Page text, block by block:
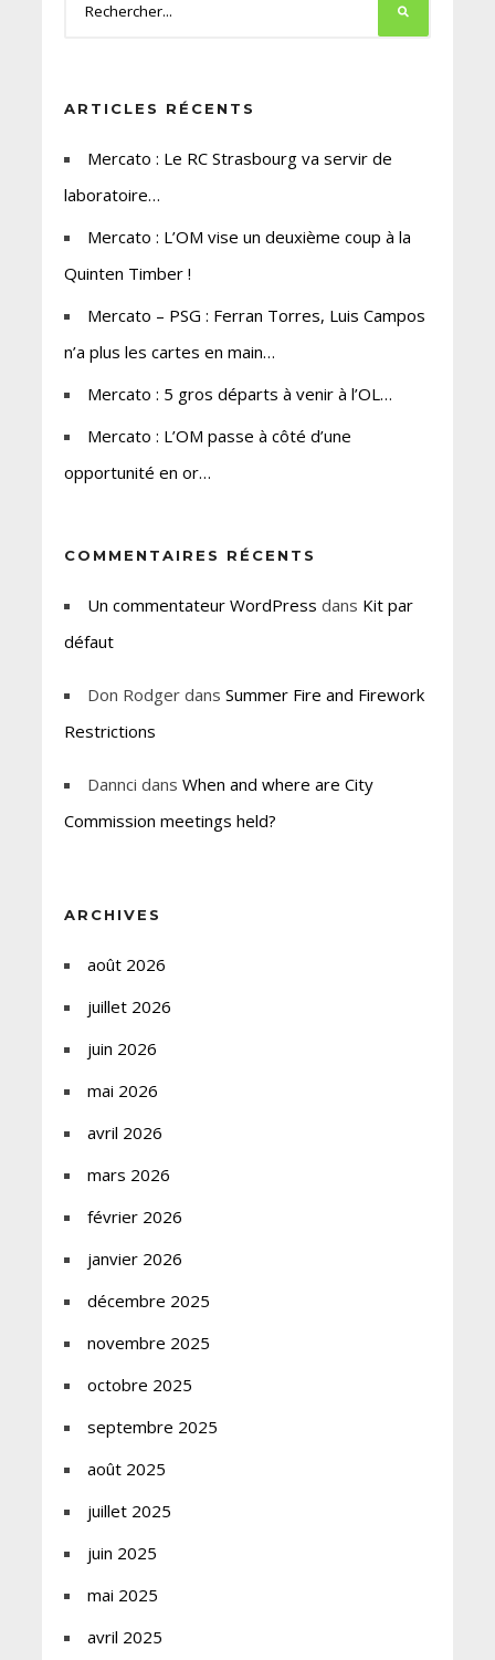
ARTICLES RÉCENTS
Mercato : Le RC Strasbourg va servir de
laboratoire…
Mercato : L’OM vise un deuxième coup à la
Quinten Timber !
Mercato – PSG : Ferran Torres, Luis Campos
n’a plus les cartes en main…
Mercato : 5 gros départs à venir à l’OL…
Mercato : L’OM passe à côté d’une
opportunité en or…
COMMENTAIRES RÉCENTS
Un commentateur WordPress dans Kit par
défaut
Don Rodgerdans Summer Fire and Firework
Restrictions
Dannci dans When and where are City
Commission meetings held?
ARCHIVES
août 2026
juillet 2026
juin 2026
mai 2026
avril 2026
mars 2026
février 2026
janvier 2026
décembre 2025
novembre 2025
octobre 2025
septembre 2025
août 2025
juillet 2025
juin 2025
mai 2025
avril 2025